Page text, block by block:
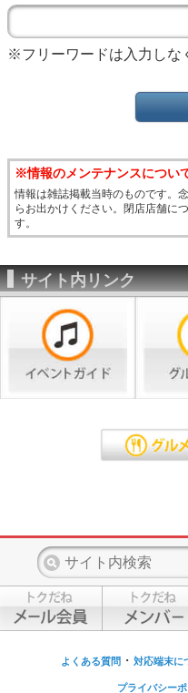
※フリーワードは入力しな
※情報のメンテナンスについ
情報は雑誌掲載当時のものです。
らお出かけください。閉店店舗に
す。
サイト内リンク
よくある質問 ・ 対応端末に
プライバシー